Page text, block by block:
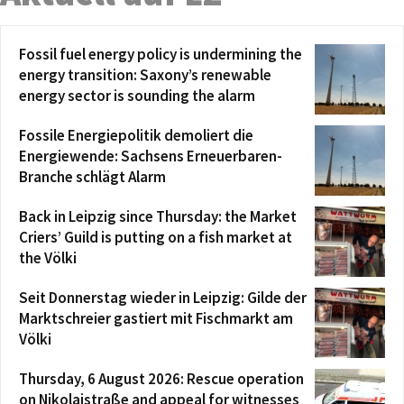
Fossil fuel energy policy is undermining the
energy transition: Saxony’s renewable
energy sector is sounding the alarm
Fossile Energiepolitik demoliert die
Energiewende: Sachsens Erneuerbaren-
Branche schlägt Alarm
Back in Leipzig since Thursday: the Market
Criers’ Guild is putting on a fish market at
the Völki
Seit Donnerstag wieder in Leipzig: Gilde der
Marktschreier gastiert mit Fischmarkt am
Völki
Thursday, 6 August 2026: Rescue operation
on Nikolaistraße and appeal for witnesses